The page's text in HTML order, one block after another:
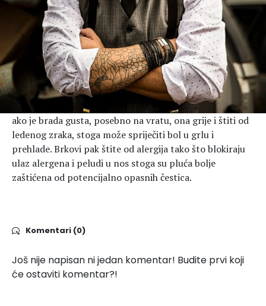
ako je brada gusta, posebno na vratu, ona grije i štiti od
ledenog zraka, stoga može spriječiti bol u grlu i
prehlade. Brkovi pak štite od alergija tako što blokiraju
ulaz alergena i peludi u nos stoga su pluća bolje
zaštićena od potencijalno opasnih čestica.
Komentari (0)
Još nije napisan ni jedan komentar! Budite prvi koji
će ostaviti komentar?!